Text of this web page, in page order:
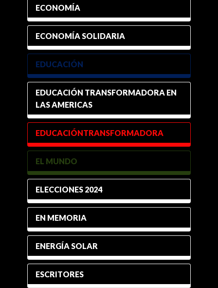
ECONOMÍA
ECONOMÍA SOLIDARIA
EDUCACIÓN
EDUCACIÓN TRANSFORMADORA EN
LAS AMERICAS
EDUCACIÓNTRANSFORMADORA
EL MUNDO
ELECCIONES 2024
EN MEMORIA
ENERGÍA SOLAR
ESCRITORES